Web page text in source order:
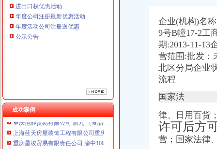
进出口权优惠活动
年度公司注册最新优惠活动
年度活动公司注册送优惠
公示公告
成功案例
重庆星竣贸易有限责任公司 渝中100万 （进出口权）
重庆三虹房地产营销策划有限公司
重庆汇泰贷款咨询有限公司科园路分公司 渝高 （工商注册）
重庆欧氏科技发展有限公司 渝九50万 （进出口权）
重庆安赐商贸有限公司 渝江10万 （工商注册）
重庆恺昶贸易有限公司 渝九 （食品许可证）
上海蓝天房屋装饰工程有限公司重庆分公司 渝北 （工商注册）
重庆星竣贸易有限责任公司 渝中100万 （进出口权）
重庆三虹房地产营销策划有限公司
企业(机构)名
9号B幢17-2工
期:2013-11-13
营范围:批发：
北区分局企业
流程
国家法
律、日用百货
许可后方
营；国家法律